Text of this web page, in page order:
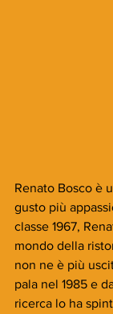
Renato Bosco è
gusto più
classe 1967,
mondo della
non ne è più
pala nel 1985 e
ricerca lo ha